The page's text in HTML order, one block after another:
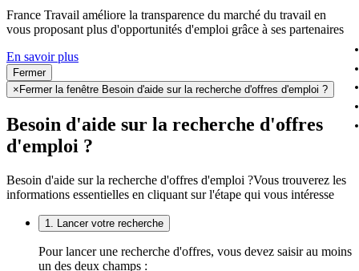
France Travail améliore la transparence du marché du travail en
vous proposant plus d'opportunités d'emploi grâce à ses partenaires
En savoir plus
Fermer
× Fermer la fenêtre Besoin d'aide sur la recherche d'offres d'emploi ?
Besoin d'aide sur la recherche d'offres
d'emploi ?
Besoin d'aide sur la recherche d'offres d'emploi ?Vous trouverez les
informations essentielles en cliquant sur l'étape qui vous intéresse
1. Lancer votre recherche
Pour lancer une recherche d'offres, vous devez saisir au moins
un des deux champs :